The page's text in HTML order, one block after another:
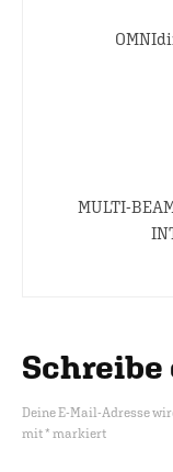
MULTI-
Deine E-Mail-Adresse
mit* markiert